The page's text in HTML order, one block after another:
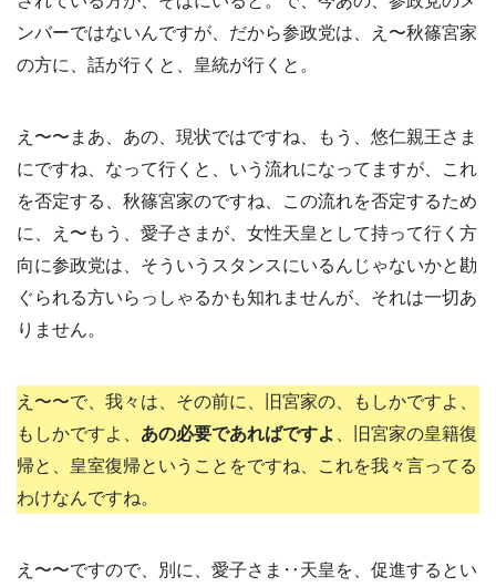
ンバーではないんですが、だから参政党は、え〜秋篠宮家
の方に、話が行くと、皇統が行くと。
え〜〜まあ、あの、現状ではですね、もう、悠仁親王さま
にですね、なって行くと、いう流れになってますが、これ
を否定する、秋篠宮家のですね、この流れを否定するため
に、え〜もう、愛子さまが、女性天皇として持って行く方
向に参政党は、そういうスタンスにいるんじゃないかと勘
ぐられる方いらっしゃるかも知れませんが、それは一切あ
りません。
え〜〜で、我々は、その前に、旧宮家の、もしかですよ、
もしかですよ、 あの必要であればですよ
、旧宮家の皇籍復
帰と、皇室復帰ということをですね、これを我々言ってる
わけなんですね。
え〜〜ですので、別に、愛子さま‥天皇を、促進するとい